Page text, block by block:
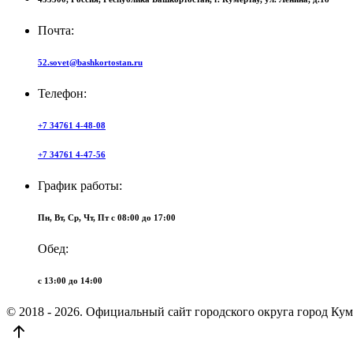
Почта:
52.sovet@bashkortostan.ru
Телефон:
+7 34761 4-48-08
+7 34761 4-47-56
График работы:
Пн, Вт, Ср, Чт, Пт c 08:00 до 17:00
Обед:
c 13:00 до 14:00
© 2018 - 2026. Официальный сайт городского округа город